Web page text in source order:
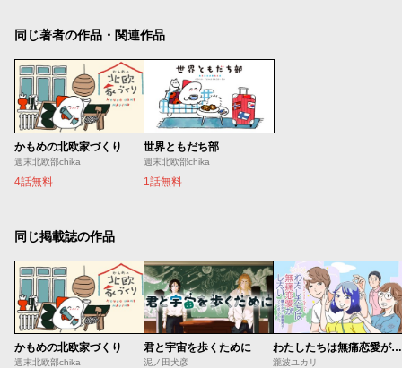
同じ著者の作品・関連作品
かもめの北欧家づくり
週末北欧部chika
4話無料
世界ともだち部
週末北欧部chika
1話無料
同じ掲載誌の作品
かもめの北欧家づくり
週末北欧部chika
君と宇宙を歩くために
泥ノ田犬彦
わたしたちは無痛恋愛がしたい 〜鍵垢女子と星屑男子とフェミおじさん〜
瀧波ユカリ